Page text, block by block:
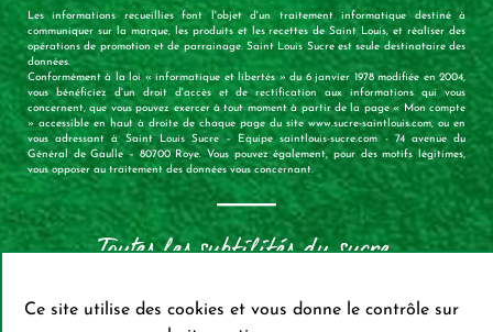
Les informations recueillies font l'objet d'un traitement informatique destiné à
communiquer sur la marque, les produits et les recettes de Saint Louis, et réaliser des
opérations de promotion et de parrainage. Saint Louis Sucre est seule destinataire des
données.
Conformément à la loi « informatique et libertés » du 6 janvier 1978 modifiée en 2004,
vous bénéficiez d'un droit d'accès et de rectification aux informations qui vous
concernent, que vous pouvez exercer à tout moment à partir de la page « Mon compte
» accessible en haut à droite de chaque page du site www.sucre-saintlouis.com, ou en
vous adressant à Saint Louis Sucre – Equipe saintlouis-sucre.com - 74 avenue du
Général de Gaulle – 80700 Roye. Vous pouvez également, pour des motifs légitimes,
vous opposer au traitement des données vous concernant.
Ce site utilise des cookies et vous donne le contrôle sur